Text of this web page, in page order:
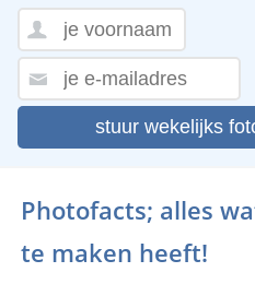
stuur wekelijks
Photofacts; alles
te maken heeft!